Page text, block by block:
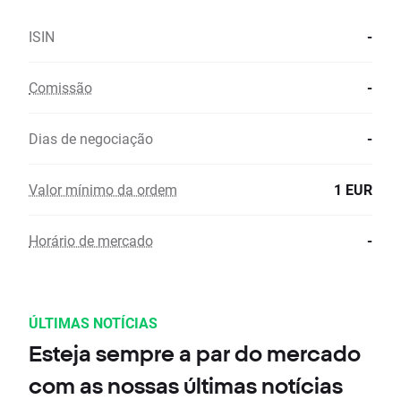
ISIN -
Comissão -
Dias de negociação -
Valor mínimo da ordem 1 EUR
Horário de mercado -
ÚLTIMAS NOTÍCIAS
Esteja sempre a par do mercado
com as nossas últimas notícias